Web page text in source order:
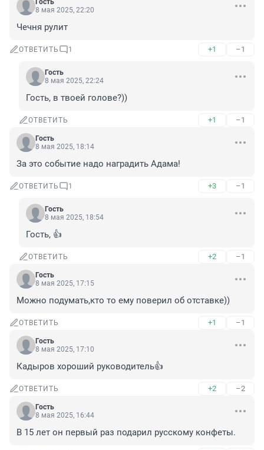
Гость
8 мая 2025, 22:20
Чечня рулит
ОТВЕТИТЬ 1 +1 –1
Гость
8 мая 2025, 22:24
Гость, в твоей голове?))
ОТВЕТИТЬ +1 –1
Гость
8 мая 2025, 18:14
За это событие надо наградить Адама!
ОТВЕТИТЬ 1 +3 –1
Гость
8 мая 2025, 18:54
Гость, 👍
ОТВЕТИТЬ +2 –1
Гость
8 мая 2025, 17:15
Можно подумать,кто то ему поверил об отставке))
ОТВЕТИТЬ +1 –1
Гость
8 мая 2025, 17:10
Кадыров хороший руководитель👍
ОТВЕТИТЬ +2 –2
Гость
8 мая 2025, 16:44
В 15 лет он первый раз подарил русскому конфеты.